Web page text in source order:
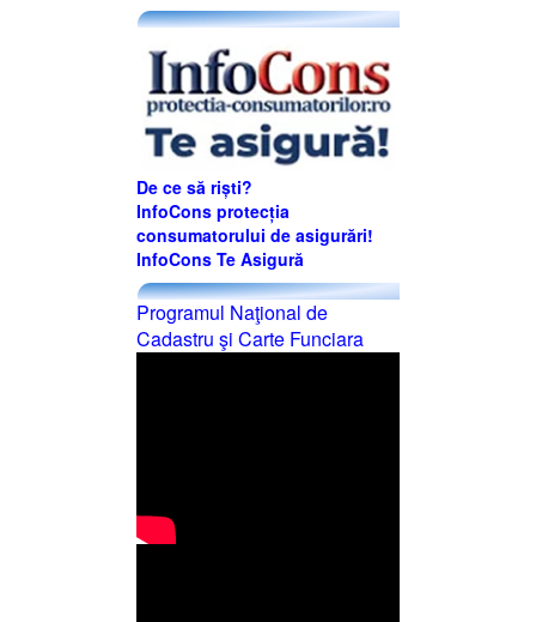
De ce să riști?
InfoCons protecția
consumatorului de asigurări!
InfoCons Te Asigură
Programul Naţional de
Cadastru şi Carte Funciara